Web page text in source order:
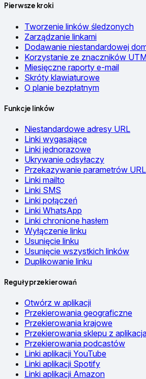
Pierwsze kroki
Tworzenie linków śledzonych
Zarządzanie linkami
Dodawanie niestandardowej
Korzystanie ze znaczników
Miesięczne raporty e-mail
Skróty klawiaturowe
O planie bezpłatnym
Funkcje linków
Niestandardowe adresy URL
Linki wygasające
Linki jednorazowe
Ukrywanie odsyłaczy
Przekazywanie parametrów URL
Linki mailto
Linki SMS
Linki połączeń
Linki WhatsApp
Linki chronione hasłem
Wyłączenie linku
Usunięcie linku
Usunięcie wszystkich linków
Duplikowanie linku
Reguły przekierowań
Otwórz w aplikacji
Przekierowania geograficzne
Przekierowania krajowe
Przekierowania sklepu z
Przekierowania podcastów
Linki aplikacji YouTube
Linki aplikacji Spotify
Linki aplikacji Amazon